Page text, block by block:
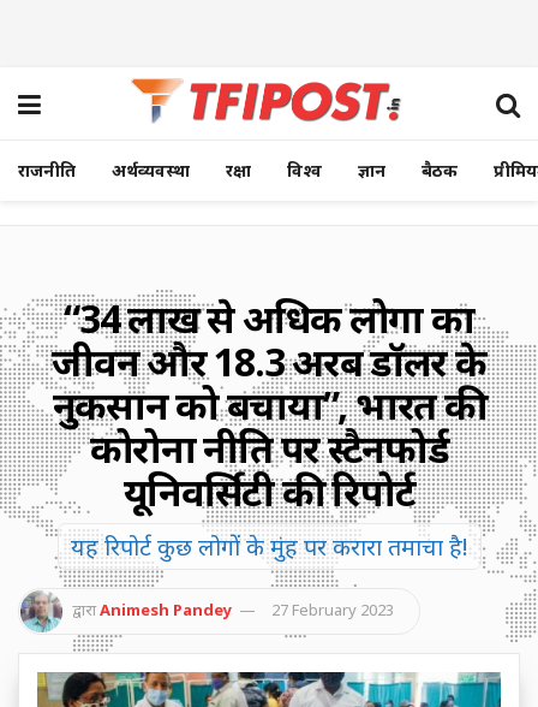
राजनीति अर्थव्यवस्था रक्षा विश्व ज्ञान बैठक
“34 लाख से अधिक लोगों का
जीवन और 18.3 अरब डॉलर के
नुकसान को बचाया”, भारत की
कोरोना नीति पर स्टैनफोर्ड
यूनिवर्सिटी की रिपोर्ट
यह रिपोर्ट कुछ लोगों के मुंह पर करारा तमाचा है!
द्वाराAnimesh Pandey 27 February 2023